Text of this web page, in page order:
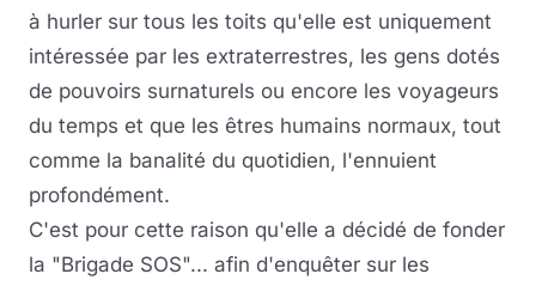
à hurler sur tous les toits qu'elle est uniquement
intéressée par les extraterrestres, les gens dotés
de pouvoirs surnaturels ou encore les voyageurs
du temps et que les êtres humains normaux, tout
comme la banalité du quotidien, l'ennuient
profondément.
C'est pour cette raison qu'elle a décidé de fonder
la "Brigade SOS"... afin d'enquêter sur les